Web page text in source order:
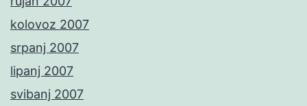
kolovoz 2007
srpanj 2007
lipanj 2007
svibanj 2007